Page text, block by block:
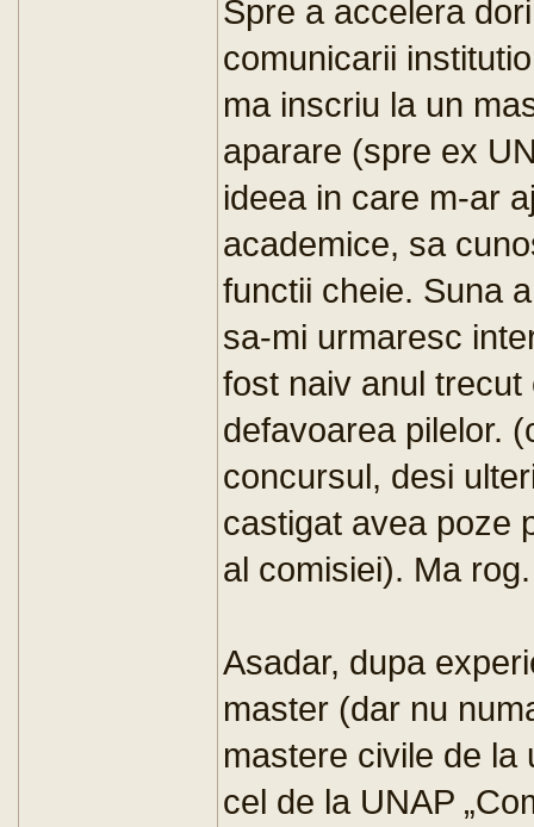
Spre a accelera
comunicarii
ma inscriu la un
aparare (spre ex
ideea in care m-ar
academice, sa
functii cheie. Suna
sa-mi urmaresc
fost naiv anul
defavoarea pilelor.
concursul, desi
castigat avea poze
al comisiei). Ma rog.
Asadar, dupa
master (dar nu
mastere civile de la
cel de la UNAP